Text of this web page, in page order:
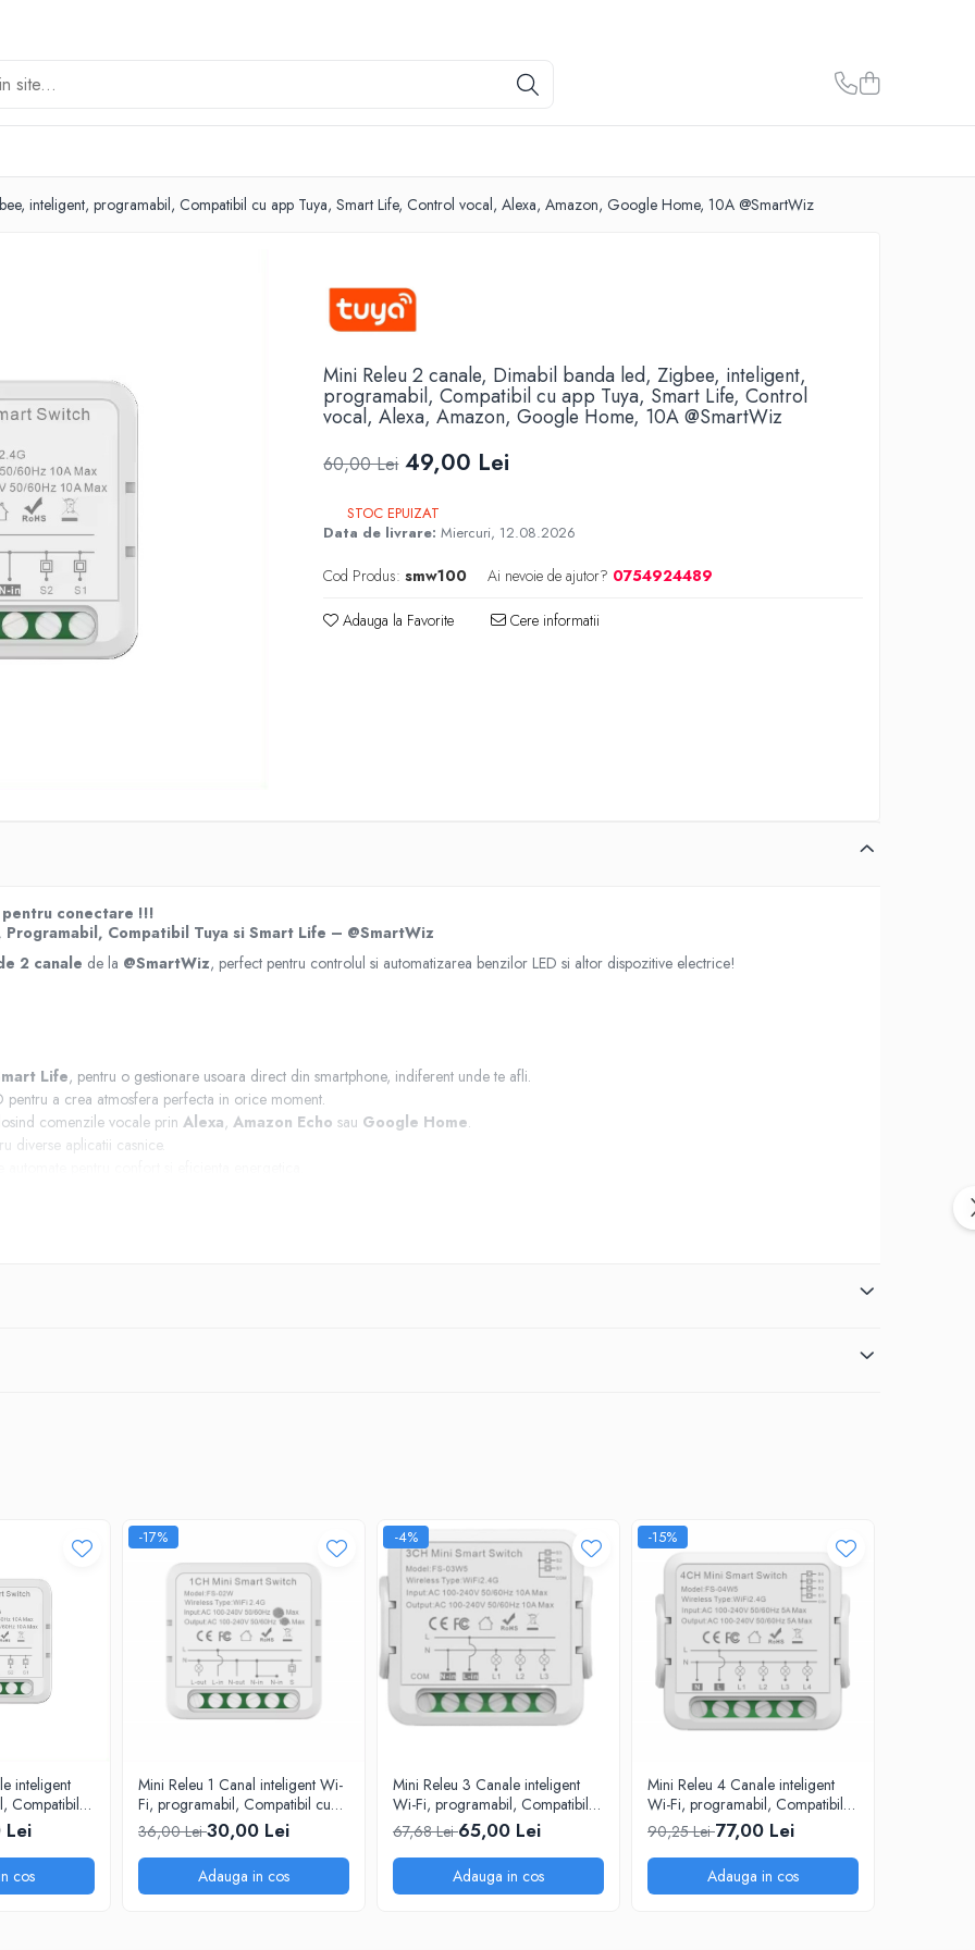
inteligent, programabil, Compatibil cu app Tuya, Smart Life, Control vocal, Alexa, Amazon, Google Home, 10A @SmartWiz
Mini Releu 2 canale, Dimabil banda led, Zigbee, inteligent,
programabil, Compatibil cu app Tuya, Smart Life, Control
vocal, Alexa, Amazon, Google Home, 10A @SmartWiz
60,00 Lei 49,00 Lei
STOC EPUIZAT
Data de livrare: Miercuri, 12.08.2026
Cod Produs: smw100 Ai nevoie de ajutor? 0754924489
Adauga la Favorite Cere informatii
pentru conectare !!!
Compatibil Tuya si Smart Life – @SmartWiz
2 canale de la @SmartWiz, perfect pentru controlul si automatizarea benzilor LED si altor dispozitive electrice!
Life, pentru o gestionare usoara direct din smartphone, indiferent unde te afli.
pentru a crea atmosfera perfecta in orice moment.
comenzile vocale prin Alexa, Amazon Echo sau Google Home.
diverse aplicatii casnice.
inteligent
Compatibil
Control
Google
cos
-17%
Mini Releu 1 Canal inteligent Wi-
Fi, programabil, Compatibil cu
app Tuya, Smart Life, Control
vocal, Alexa, Amazon, Google
Home, 10A @SmartWiz
36,00 Lei30,00 Lei
Adauga in cos
-4%
Mini Releu 3 Canale inteligent
Wi-Fi, programabil, Compatibil
cu app Tuya, Smart Life, Control
vocal, Alexa, Amazon, Google
Home, 10A @SmartWiz
67,68 Lei65,00 Lei
Adauga in cos
-15%
Mini Releu 4 Canale inteligent
Wi-Fi, programabil, Compatibil
cu app Tuya, Smart Life, Control
vocal, Alexa, Amazon, Google
Home, 5A @SmartWiz
90,25 Lei77,00 Lei
Adauga in cos